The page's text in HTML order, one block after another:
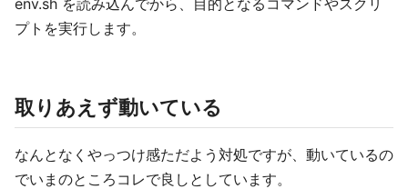
env.sh を読み込んでから、目的となるコマンドやスクリ
プトを実行します。
取りあえず動いている
なんとなくやっつけ感ただよう対処ですが、動いているの
でいまのところコレで良しとしています。